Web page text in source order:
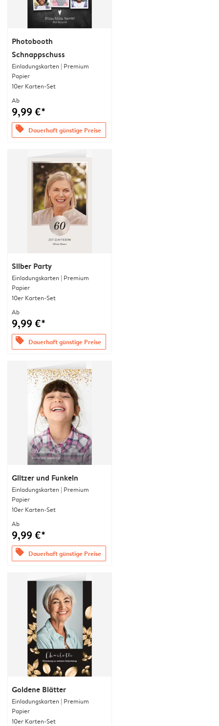
Photobooth
Schnappschuss
Einladungskarten | Premium
Papier
10er Karten-Set
Ab
9,99 €*
offers Dauerhaft günstige Preise
Silber Party
Einladungskarten | Premium
Papier
10er Karten-Set
Ab
9,99 €*
offers Dauerhaft günstige Preise
Glitzer und Funkeln
Einladungskarten | Premium
Papier
10er Karten-Set
Ab
9,99 €*
offers Dauerhaft günstige Preise
Goldene Blätter
Einladungskarten | Premium
Papier
10er Karten-Set